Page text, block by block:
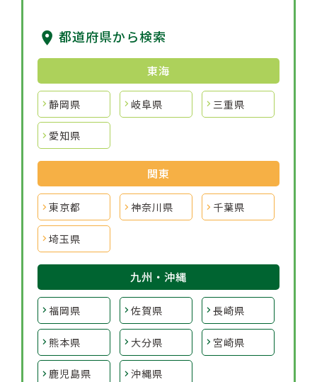
都道府県から検索
東海
静岡県 岐阜県 三重県
愛知県
関東
東京都 神奈川県 千葉県
埼玉県
九州・沖縄
福岡県 佐賀県 長崎県
熊本県 大分県 宮崎県
鹿児島県 沖縄県